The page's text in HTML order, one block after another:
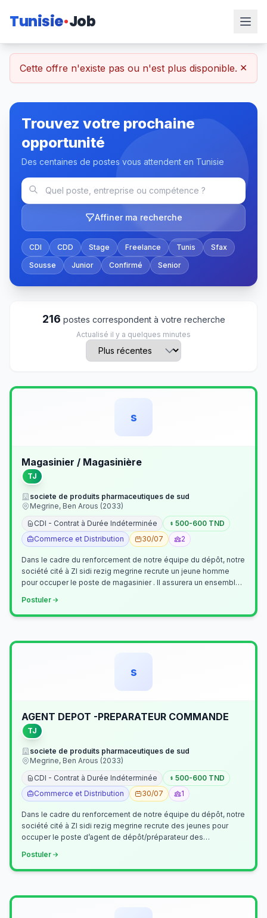
Tunisie Job
Cette offre n'existe pas ou n'est plus disponible. ×
Trouvez votre prochaine
opportunité
Des centaines de postes vous attendent en Tunisie
Affiner ma recherche
CDI CDD Stage Freelance Tunis
Sfax
Sousse
Junior Confirmé Senior
216 postes correspondent à votre recherche
Actualisé il y a quelques minutes
s
Magasinier / Magasinière
TJ
societe de produits pharmaceutiques de sud
Megrine, Ben Arous (2033)
CDI - Contrat à Durée Indéterminée
500-600 TND
Commerce et Distribution
30/07 2
Dans le cadre du renforcement de notre équipe du dépôt, notre
société cité à ZI sidi rezig megrine recrute un jeune homme
pour occuper le poste de magasinier . Il assurera un ensemble
Postuler
s
AGENT DEPOT -PREPARATEUR COMMANDE
TJ
societe de produits pharmaceutiques de sud
Megrine, Ben Arous (2033)
CDI - Contrat à Durée Indéterminée
500-600 TND
Commerce et Distribution
30/07 1
Dans le cadre du renforcement de notre équipe du dépôt, notre
société cité à ZI sidi rezig megrine recrute des jeunes pour
occuper le poste d’agent de dépôt/préparateur des
Postuler